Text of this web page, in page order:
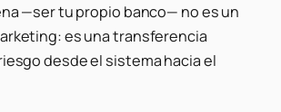
—ser tu propio banco— no es un
es una transferencia
desde el sistema hacia el